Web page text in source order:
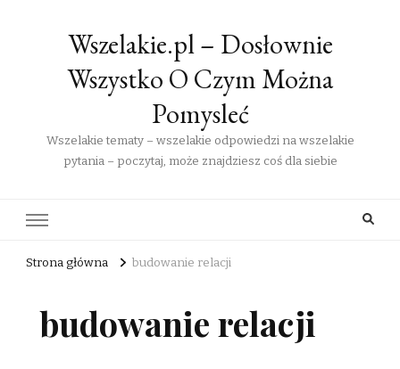
Wszelakie.pl – Dosłownie
Wszystko O Czym Można
Pomysleć
Wszelakie tematy – wszelakie odpowiedzi na wszelakie
pytania – poczytaj, może znajdziesz coś dla siebie
Strona główna budowanie relacji
budowanie relacji